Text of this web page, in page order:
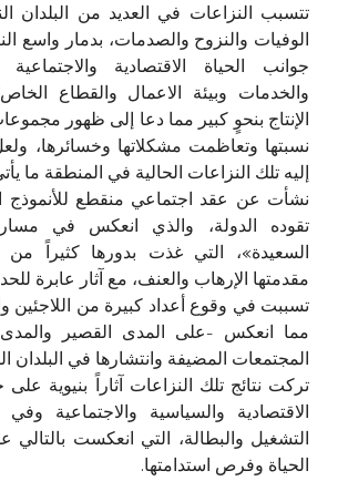
تتسبب النزاعات في العديد من البلدان
الوفيات والنزوح والصدمات، بدمار واسع
جوانب الحياة الاقتصادية والاجتماعية
والخدمات وبيئة الاعمال والقطاع
الإنتاج بنحوٍ كبير مما دعا إلى ظهور
نسبتها وتعاظمت مشكلاتها وخسائرها،
إليه تلك النزاعات الحالية في المنطقة ما
نشأت عن عقد اجتماعي منقطع للأنموذج
تقوده الدولة، والذي انعكس في مسار
السعيدة»، التي غذت بدورها كثيراً
مقدمتها الإرهاب والعنف، مع آثار عابرة
تسببت في وقوع أعداد كبيرة من اللاجئين
مما انعكس -على المدى القصير
المجتمعات المضيفة وانتشارها في البلدان
تركت نتائج تلك النزاعات آثاراً بنيوية
الاقتصادية والسياسية والاجتماعية
التشغيل والبطالة، التي انعكست بالتالي
الحياة وفرص استدامتها.